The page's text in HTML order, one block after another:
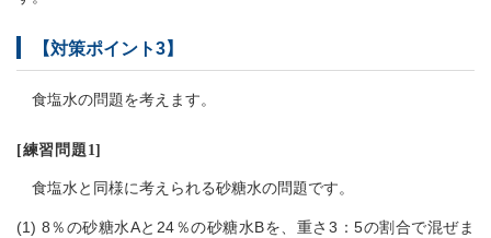
【対策ポイント3】
食塩水の問題を考えます。
[練習問題1]
食塩水と同様に考えられる砂糖水の問題です。
(1) 8％の砂糖水Aと24％の砂糖水Bを、重さ3：5の割合で混ぜま